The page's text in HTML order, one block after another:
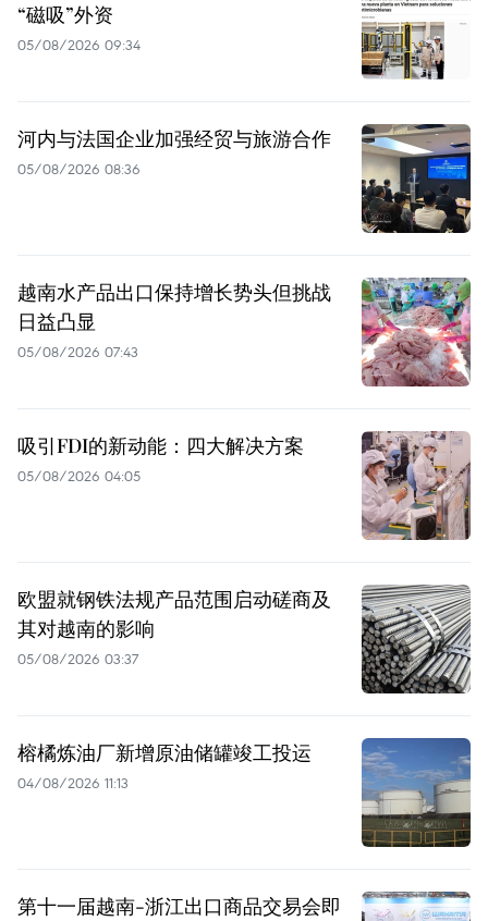
“磁吸”外资
05/08/2026 09:34
河内与法国企业加强经贸与旅游合作
05/08/2026 08:36
越南水产品出口保持增长势头但挑战
日益凸显
05/08/2026 07:43
吸引FDI的新动能：四大解决方案
05/08/2026 04:05
欧盟就钢铁法规产品范围启动磋商及
其对越南的影响
05/08/2026 03:37
榕橘炼油厂新增原油储罐竣工投运
04/08/2026 11:13
第十一届越南-浙江出口商品交易会即